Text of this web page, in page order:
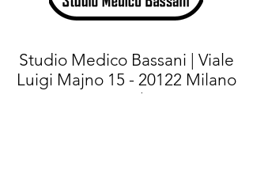
Studio Medico Bassani | Viale
Luigi Majno 15 - 20122 Milano
(MI) |